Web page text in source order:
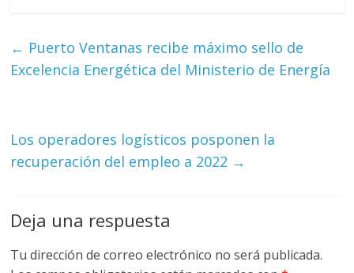
b
a
A
N
S
← Puerto Ventanas recibe máximo sello de
Excelencia Energética del Ministerio de Energía
Los operadores logísticos posponen la
recuperación del empleo a 2022 →
Deja una respuesta
Tu dirección de correo electrónico no será publicada.